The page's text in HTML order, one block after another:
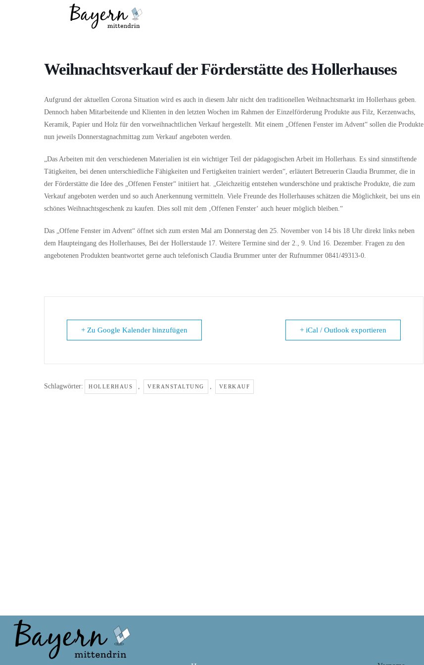
Weihnachtsverkauf der Förderstätte des Hollerhauses
Aufgrund der aktuellen Corona Situation wird es auch in diesem Jahr nicht den traditionellen Weihnachtsmarkt im Hollerhaus geben.
Dennoch haben Mitarbeitende und Klienten in den letzten Wochen im Rahmen der Einzelförderung Produkte aus Filz, Kerzenwachs,
Keramik, Papier und Holz für den vorweihnachtlichen Verkauf hergestellt. Mit einem „Offenen Fenster im Advent“ sollen die Produkte
nun jeweils Donnerstagnachmittag zum Verkauf angeboten werden.
„Das Arbeiten mit den verschiedenen Materialien ist ein wichtiger Teil der pädagogischen Arbeit im Hollerhaus. Es sind sinnstiftende
Tätigkeiten, bei denen unterschiedliche Fähigkeiten und Fertigkeiten trainiert werden“, erläutert Betreuerin Claudia Brummer, die in
der Förderstätte die Idee des „Offenen Fenster“ initiiert hat. „Gleichzeitig entstehen wunderschöne und praktische Produkte, die zum
Verkauf angeboten werden und so auch Anerkennung vermitteln. Viele Freunde des Hollerhauses schätzen die Möglichkeit, bei uns ein
schönes Weihnachtsgeschenk zu kaufen. Dies soll mit dem ‚Offenen Fenster‘ auch heuer möglich bleiben.“
Das „Offene Fenster im Advent“ öffnet sich zum ersten Mal am Donnerstag den 25. November von 14 bis 18 Uhr direkt links neben
dem Haupteingang des Hollerhauses, Bei der Hollerstaude 17. Weitere Termine sind der 2., 9. Und 16. Dezember. Fragen zu den
angebotenen Produkten beantwortet gerne auch telefonisch Claudia Brummer unter der Rufnummer 0841/49313-0.
+ Zu Google Kalender hinzufügen + iCal / Outlook exportieren
Schlagwörter: HOLLERHAUS , VERANSTALTUNG , VERKAUF